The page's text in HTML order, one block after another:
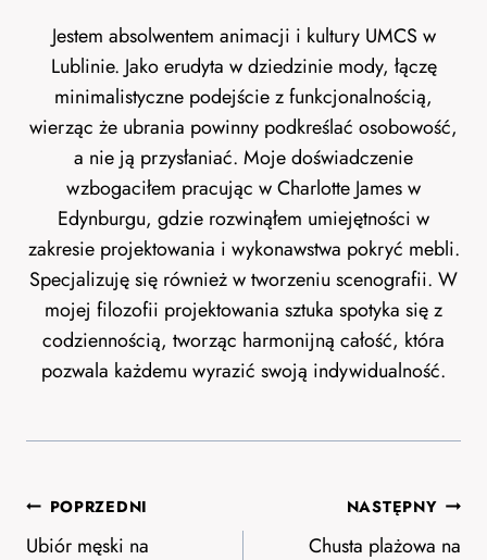
Jestem absolwentem animacji i kultury UMCS w
Lublinie. Jako erudyta w dziedzinie mody, łączę
minimalistyczne podejście z funkcjonalnością,
wierząc że ubrania powinny podkreślać osobowość,
a nie ją przysłaniać. Moje doświadczenie
wzbogaciłem pracując w Charlotte James w
Edynburgu, gdzie rozwinąłem umiejętności w
zakresie projektowania i wykonawstwa pokryć mebli.
Specjalizuję się również w tworzeniu scenografii. W
mojej filozofii projektowania sztuka spotyka się z
codziennością, tworząc harmonijną całość, która
pozwala każdemu wyrazić swoją indywidualność.
Nawigacja
wpisu
POPRZEDNI
Ubiór męski na
NASTĘPNY
Chusta plażowa na